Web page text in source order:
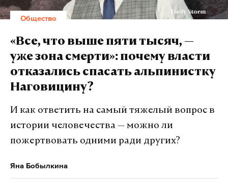
«Действие» в Орловской области Дмитрий
Серегин поделился с Daily Storm тем, какие
положительные стороны увидел в новом
распоряжении Минздрава.
«Из плюсов для пациентов — что, например,
фельдшеры смогут выписывать
сильнодействующие обезболивающие для
человек испытывает сильные боли, которые
обычными анальгетиками не купируются.
Общество
«Все, что выше пяти тысяч, —
уже зона смерти»: почему власти
отказались спасать альпинистку
Наговицину?
И как ответить на самый тяжелый вопрос в
истории человечества — можно ли
пожертвовать одними ради других?
Яна Бобылкина